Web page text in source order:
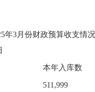
年3月份财政预算收支情
本年入库数
511,999